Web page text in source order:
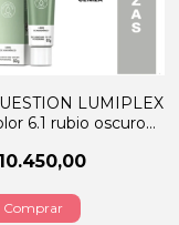
LUMIPLEX
6.1 rubio oscuro